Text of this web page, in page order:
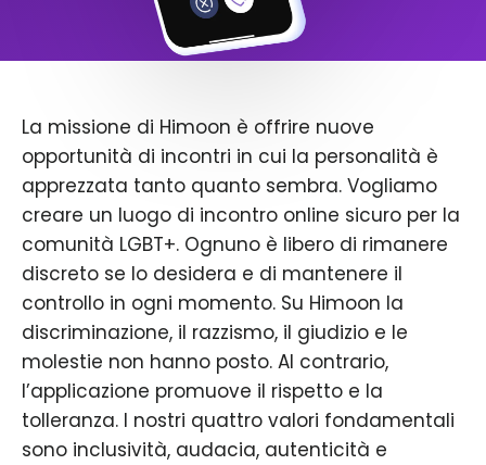
La missione di Himoon è offrire nuove
opportunità di incontri in cui la personalità è
apprezzata tanto quanto sembra. Vogliamo
creare un luogo di incontro online sicuro per la
comunità LGBT+. Ognuno è libero di rimanere
discreto se lo desidera e di mantenere il
controllo in ogni momento. Su Himoon la
discriminazione, il razzismo, il giudizio e le
molestie non hanno posto. Al contrario,
l’applicazione promuove il rispetto e la
tolleranza. I nostri quattro valori fondamentali
sono inclusività, audacia, autenticità e